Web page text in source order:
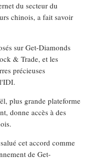
du secteur du
chinois, a fait savoir
sur Get-Diamonds
& Trade, et les
précieuses
plus grande plateforme
donne accès à des
cet accord comme
de Get-